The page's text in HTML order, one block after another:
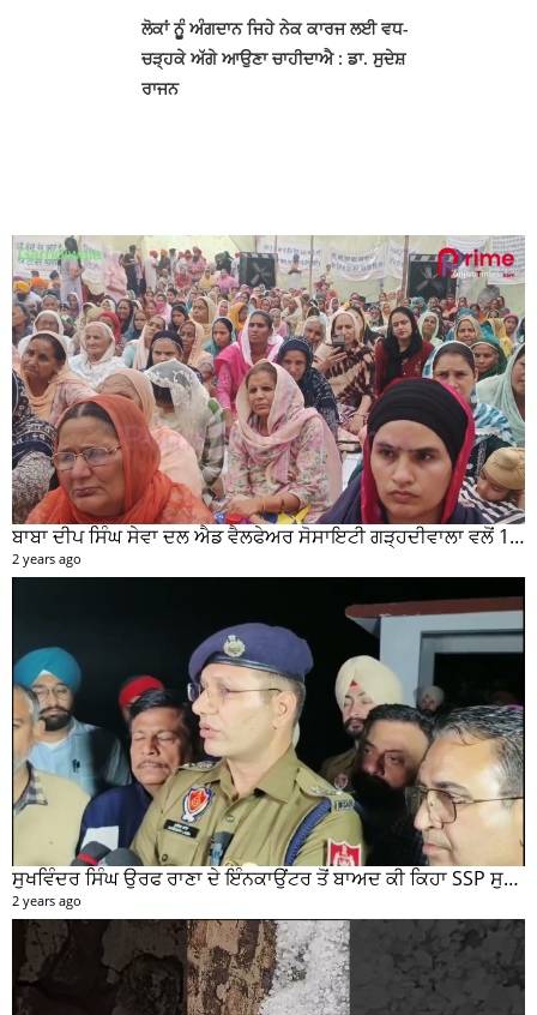
ਲੋਕਾਂ ਨੂੂੰ ਅੰਗਦਾਨ ਜਿਹੇ ਨੇਕ ਕਾਰਜ ਲਈ ਵਧ-
ਚੜ੍ਹਕੇ ਅੱਗੇ ਆਉਣਾ ਚਾਹੀਦਾਐ : ਡਾ. ਸੁਦੇਸ਼
ਰਾਜਨ
ਬਾਬਾ ਦੀਪ ਸਿੰਘ ਸੇਵਾ ਦਲ ਐਡ ਵੈਲਫੇਅਰ ਸੋਸਾਇਟੀ ਗੜ੍ਹਦੀਵਾਲਾ ਵਲੋਂ 100 ਵਾਂ ਮਹੀਨਾਵਾਰ ਰਾਸ਼ਨ ਵੰਡ ਸਮਾਰੋਹ ਕਰਵਾਇਆ
2 years ago
ਸੁਖਵਿੰਦਰ ਸਿੰਘ ਉਰਫ ਰਾਣਾ ਦੇ ਇੰਨਕਾਉਂਟਰ ਤੋਂ ਬਾਅਦ ਕੀ ਕਿਹਾ SSP ਸੁਰੇਂਦਰ ਲਾਂਬਾ ਤੁਸੀਂ ਵੀ ਸੁਣੋ...
2 years ago